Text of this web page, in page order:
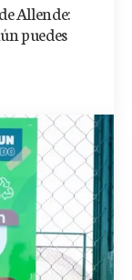
Allende:
puedes